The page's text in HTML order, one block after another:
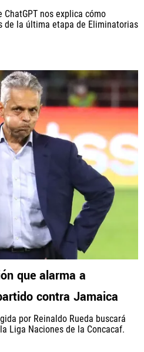
nos explica cómo
de la última etapa de Eliminatorias
que alarma a
contra Jamaica
por Reinaldo Rueda buscará
Liga Naciones de la Concacaf.